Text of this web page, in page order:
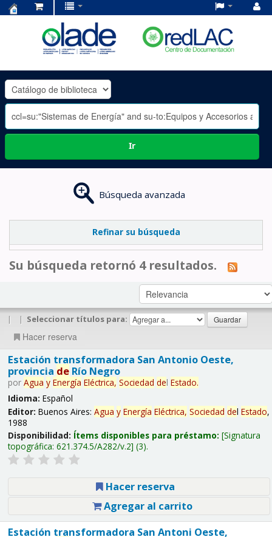
OLADE
-
Ir
Búsqueda avanzada
Refinar su búsqueda
Su búsqueda retornó 4 resultados.
| | Seleccionar títulos para:
Hacer reserva
Estación transformadora San Antonio Oeste,
provincia deRío Negro
por Agua y Energía Eléctrica, Sociedad del Estado.
Idioma: Español
Editor: Buenos Aires: Agua y Energía Eléctrica, Sociedad del Estado,
1988
Disponibilidad: Ítems disponibles para préstamo: Signatura
topográfica: 621.374.5/A282/v.2 (3).
Hacer reserva
Agregar al carrito
Estación transformadora San Antoni Oeste,